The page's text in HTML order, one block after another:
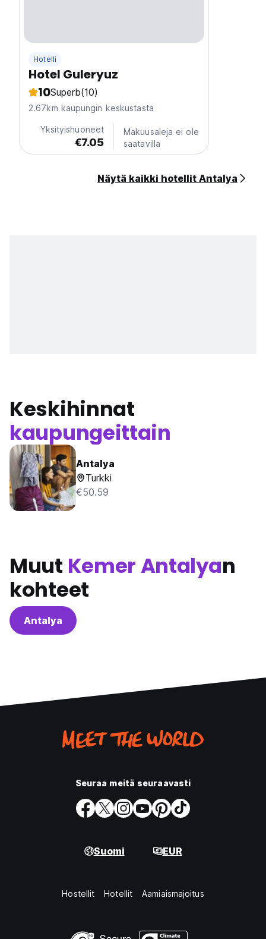
Hotelli
Hotel Guleryuz
10Superb(10)
2.67km kaupungin keskustasta
Yksityishuoneet
€7.05
Makuusaleja ei ole
saatavilla
Näytä kaikki hotellit Antalya
Keskihinnat
kaupungeittain
Antalya
Turkki
€50.59
Muut Kemer Antalyan
kohteet
Antalya
Seuraa meitä seuraavasti
Suomi EUR
Hostellit Hotellit Aamiaismajoitus